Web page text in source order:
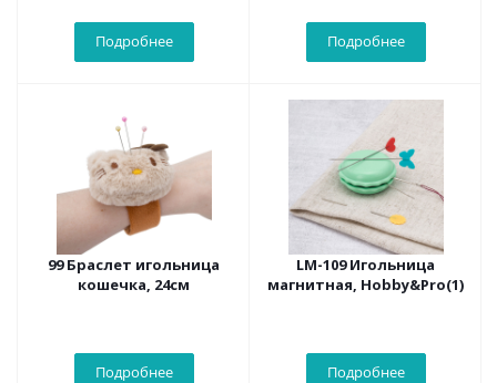
Подробнее Подробнее
99 Браслет игольница
кошечка, 24см
Подробнее
LM-109 Игольница
магнитная, Hobby&Pro(1)
Подробнее